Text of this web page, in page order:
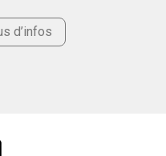
d’infos